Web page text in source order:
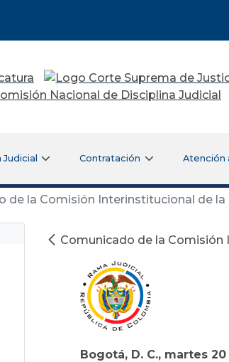
Judicial Contratación Atención
de la Comisión Interinstitucional de la
Comunicado de la Comisión
Bogotá, D. C., martes